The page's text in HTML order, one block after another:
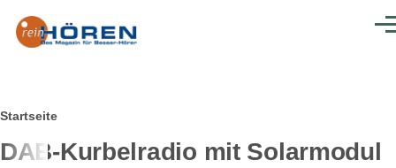
Pfadnavigation
Startseite
DAB-Kurbelradio mit Solarmodul